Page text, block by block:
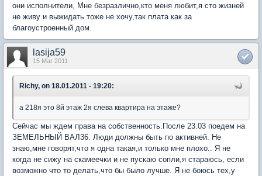
они исполнители, Мне безразлично,кто меня любит,я сто жизней
не живу и выжидать тоже не хочу,так плата как за
благоустроенный дом.
lasija59
15 Mar 2011
Richy, on 18.01.2011 - 19:20:
а 218я это 8й этаж 2я слева квартира на этаже?
Сейчас мы ждем права на собственность.После 23.03 поедем на
ЗЕМЕЛЬНЫЙ ВАЛ36. Люди должны быть по активней. Не
знаю,мне говорят,что я одна такая,и только мне плохо.. Я не
когда не сижу на скамеечки и не пускаю сопли,я стараюсь, если
возможно что то делать,что бы было лучше. Я не боюсь тех,у